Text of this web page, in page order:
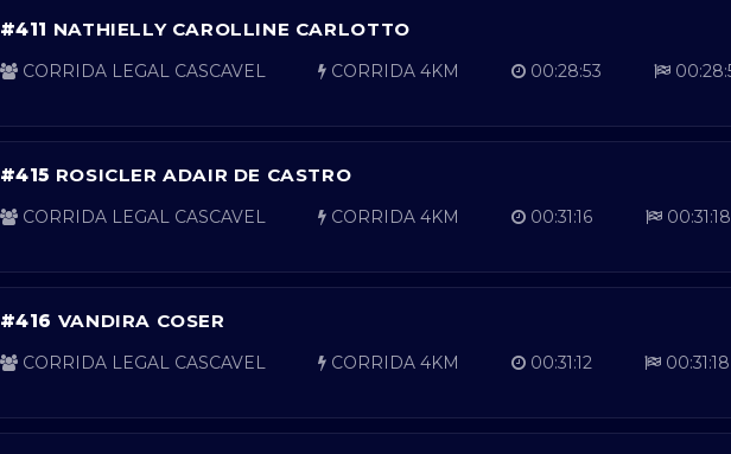
#411 NATHIELLY CAROLLINE CARLOTTO
CORRIDA LEGAL CASCAVEL CORRIDA 4KM 00:28:53
#415 ROSICLER ADAIR DE CASTRO
CORRIDA LEGAL CASCAVEL CORRIDA 4KM 00:31:16 00:31:18
#416 VANDIRA COSER
CORRIDA LEGAL CASCAVEL CORRIDA 4KM 00:31:12 00:31:18